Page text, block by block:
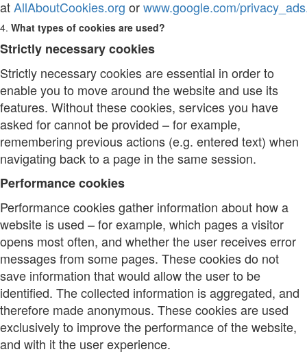
atAllAboutCookies.org orwww.google.com/
4. What types of cookies are used?
Strictly necessary cookies
Strictly necessary cookies are essential in order to
enable you to move around the website and use its
features. Without these cookies, services you have
asked for cannot be provided – for example,
remembering previous actions (e.g. entered text) when
navigating back to a page in the same session.
Performance cookies
Performance cookies gather information about how a
website is used – for example, which pages a visitor
opens most often, and whether the user receives error
messages from some pages. These cookies do not
save information that would allow the user to be
identified. The collected information is aggregated, and
therefore made anonymous. These cookies are used
exclusively to improve the performance of the website,
and with it the user experience.